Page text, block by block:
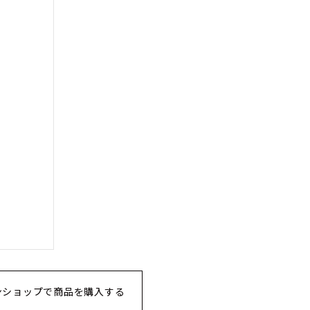
ョップで商品を購入する